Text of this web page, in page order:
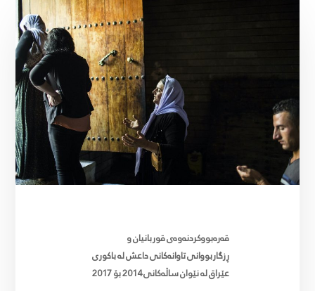
قەرەبووکردنەوەی قوربانیان و
ڕزگاربووانی تاوانەکانی داعش لە باکوری
عێراق لە نێوان ساڵەکانی 2014 بۆ 2017